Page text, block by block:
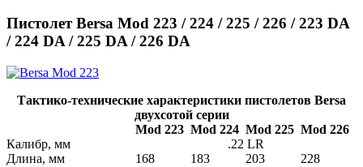
Пистолет Bersa Mod 223 / 224 / 225 / 226 / 223 DA
/ 224 DA / 225 DA / 226 DA
Тактико-технические характеристики пистолетов Bersa
двухсотой серии
Mod 223 Mod 224 Mod 225 Mod 226
Калибр, мм
.22 LR
Длина, мм
168 183 203
228